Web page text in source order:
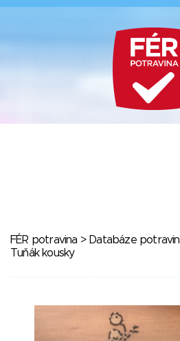
FÉR potravina > Databáze potravin
Tuňák kousky